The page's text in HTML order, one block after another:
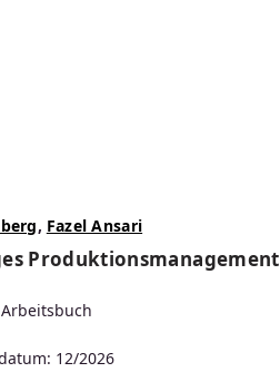
, Fazel Ansari
Produktionsmanagement
12/2026